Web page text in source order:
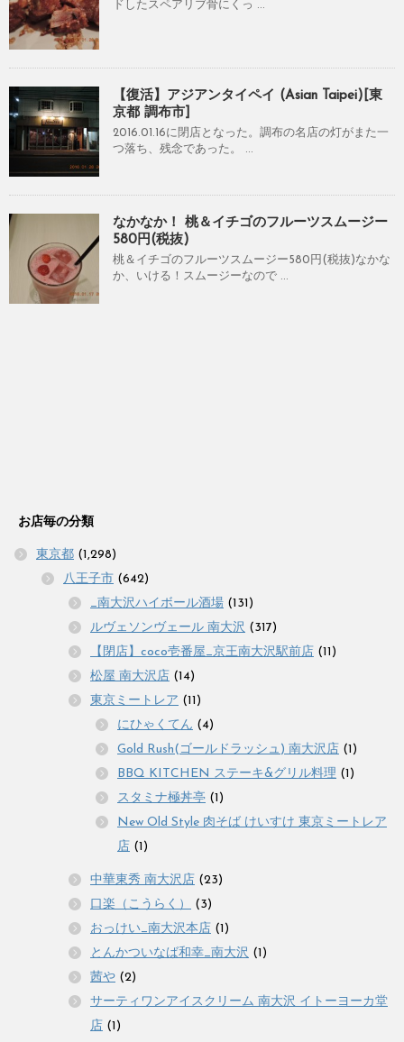
ドしたスペアリブ骨にくっ ...
【復活】アジアンタイペイ (Asian Taipei)[東
京都 調布市]
2016.01.16に閉店となった。調布の名店の灯がまた一
つ落ち、残念であった。 ...
なかなか！ 桃＆イチゴのフルーツスムージー
580円(税抜)
桃＆イチゴのフルーツスムージー580円(税抜)なかな
か、いける！スムージーなので ...
お店毎の分類
東京都 (1,298)
八王子市 (642)
_南大沢ハイボール酒場 (131)
ルヴェソンヴェール 南大沢 (317)
【閉店】coco壱番屋_京王南大沢駅前店 (11)
松屋 南大沢店 (14)
東京ミートレア (11)
にひゃくてん (4)
Gold Rush(ゴールドラッシュ) 南大沢店 (1)
BBQ KITCHEN ステーキ&グリル料理 (1)
スタミナ極丼亭 (1)
New Old Style 肉そば けいすけ 東京ミートレア
店 (1)
中華東秀 南大沢店 (23)
口楽（こうらく）
(3)
おっけい_南大沢本店 (1)
とんかついなば和幸_南大沢 (1)
茜や (2)
サーティワンアイスクリーム 南大沢 イトーヨーカ堂
店 (1)